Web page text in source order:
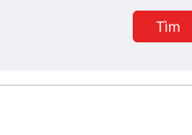
phố
Tìm